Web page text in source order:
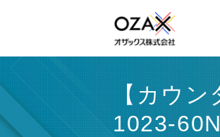
【カウン
1023-